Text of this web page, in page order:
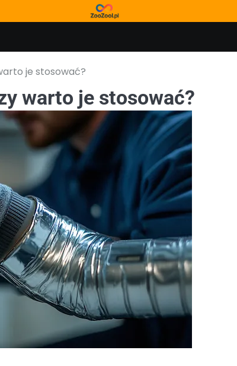
je stosować?
warto je stosować?